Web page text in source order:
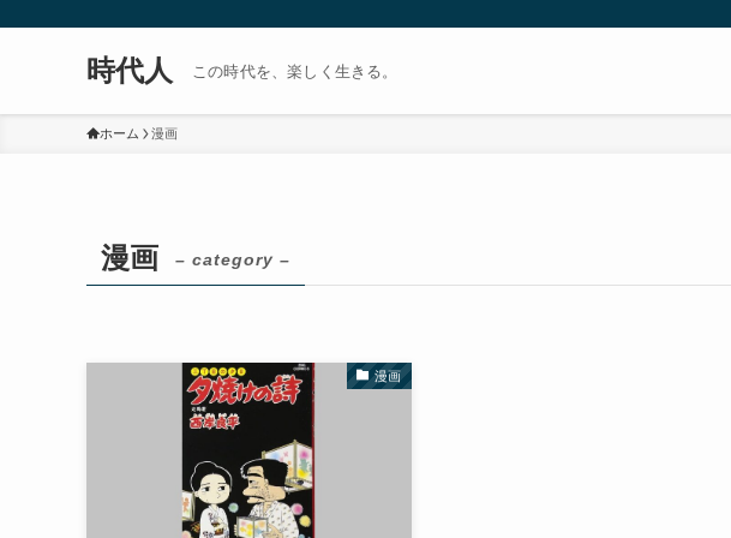
時代人 この時代を、楽しく生きる。
ホーム 漫画
漫画 – category –
漫画